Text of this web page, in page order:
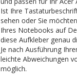
Ist Ihre
sehen oder Sie
Ihres Notebooks auf
diese Aufkleber genau
Je nach Ausführung
leichte Abweichungen
möglich.